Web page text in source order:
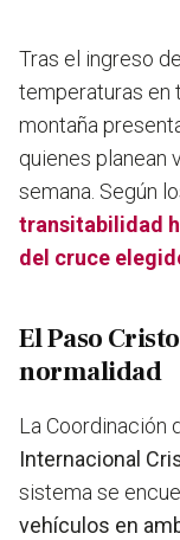
Tras el ingreso
temperaturas en
montaña
quienes planean
semana. Según
transitabilidad
del cruce
El Paso
normalidad
La Coordinación
Internacional
sistema se
vehículos en